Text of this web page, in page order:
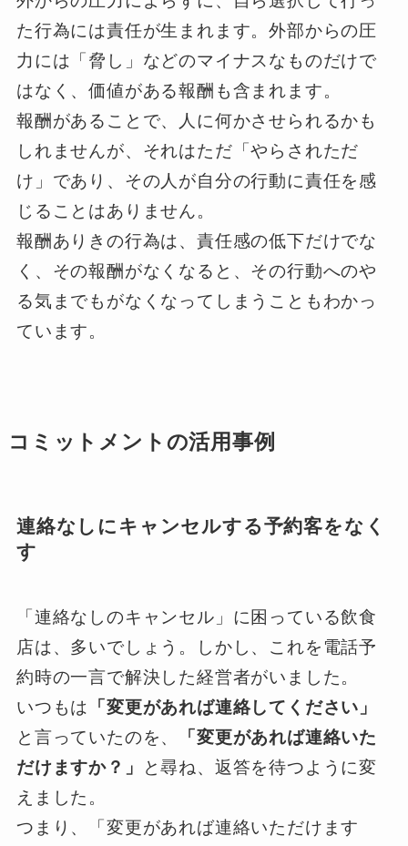
た行為には責任が生まれます。外部からの圧
力には「脅し」などのマイナスなものだけで
はなく、価値がある報酬も含まれます。
報酬があることで、人に何かさせられるかも
しれませんが、それはただ「やらされただ
け」であり、その人が自分の行動に責任を感
じることはありません。
報酬ありきの行為は、責任感の低下だけでな
く、その報酬がなくなると、その行動へのや
る気までもがなくなってしまうこともわかっ
ています。
コミットメントの活用事例
連絡なしにキャンセルする予約客をなく
す
「連絡なしのキャンセル」に困っている飲食
店は、多いでしょう。しかし、これを電話予
約時の一言で解決した経営者がいました。
いつもは
「変更があれば連絡してください」
と言っていたのを、
「変更があれば連絡いた
だけますか？」
と尋ね、返答を待つように変
えました。
つまり、「変更があれば連絡いただけます